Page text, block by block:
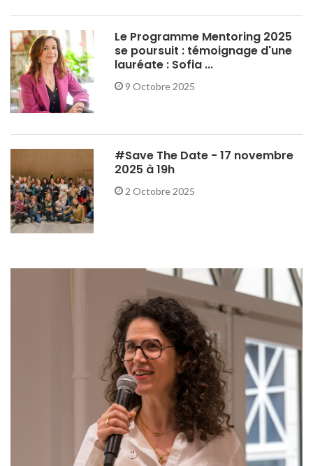
Le Programme Mentoring 2025
se poursuit : témoignage d'une
lauréate : Sofia ...
9 Octobre 2025
#Save The Date - 17 novembre
2025 à 19h
2 Octobre 2025